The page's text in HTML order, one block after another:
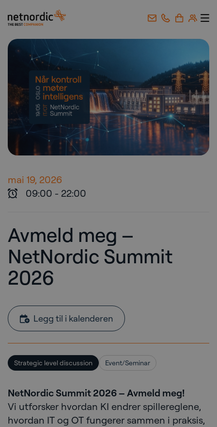
NetNordic Norway
mai 19, 2026
09:00 - 22:00
Avmeld meg –
NetNordic Summit
2026
Legg til i kalenderen
Strategic level discussion Event/Seminar
NetNordic Summit 2026 – Avmeld meg!
Vi utforsker hvordan KI endrer spillereglene,
hvordan IT og OT fungerer sammen i praksis,